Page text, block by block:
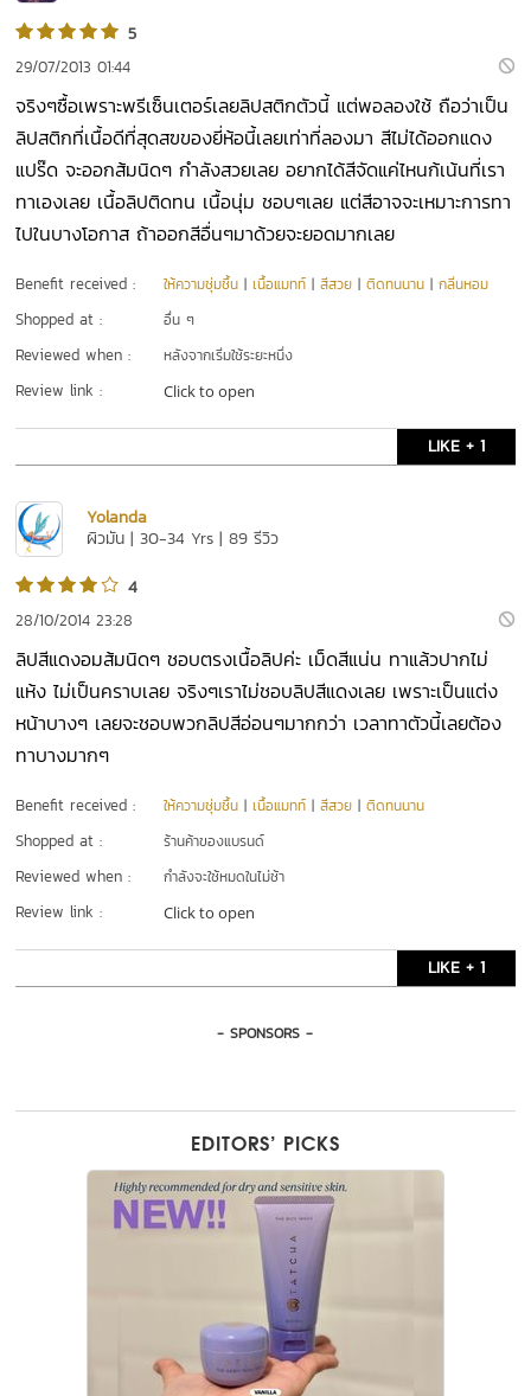
5
29/07/2013 01:44
จริงๆซื้อเพราะพรีเซ็นเตอร์เลยลิปสติกตัวนี้ แต่พอลองใช้ ถือว่าเป็น
ลิปสติกที่เนื้อดีที่สุดสฃของยี่ห้อนี้เลยเท่าที่ลองมา สีไม่ได้ออกแดง
แปร๊ด จะออกส้มนิดๆ กำลังสวยเลย อยากได้สีจัดแค่ไหนก้เน้นที่เรา
ทาเองเลย เนื้อลิปติดทน เนื้อนุ่ม ชอบๆเลย แต่สีอาจจะเหมาะการทา
ไปในบางโอกาส ถ้าออกสีอื่นๆมาด้วยจะยอดมากเลย
Benefit received : ให้ความชุ่มชื้น |เนื้อแมทท์ |สีสวย |ติดทนนาน |กลิ่นหอม
Shopped at : อื่น ๆ
Reviewed when : หลังจากเริ่มใช้ระยะหนึ่ง
Review link : Click to open
LIKE + 1
Yolanda
ผิวมัน | 30-34 Yrs | 89 รีวิว
4
28/10/2014 23:28
ลิปสีแดงอมส้มนิดๆ ชอบตรงเนื้อลิปค่ะ เม็ดสีแน่น ทาแล้วปากไม่
แห้ง ไม่เป็นคราบเลย จริงๆเราไม่ชอบลิปสีแดงเลย เพราะเป็นแต่ง
หน้าบางๆ เลยจะชอบพวกลิปสีอ่อนๆมากกว่า เวลาทาตัวนี้เลยต้อง
ทาบางมากๆ
Benefit received : ให้ความชุ่มชื้น |เนื้อแมทท์ |สีสวย |ติดทนนาน
Shopped at : ร้านค้าของแบรนด์
Reviewed when : กำลังจะใช้หมดในไม่ช้า
Review link : Click to open
LIKE + 1
- SPONSORS -
EDITORS’ PICKS